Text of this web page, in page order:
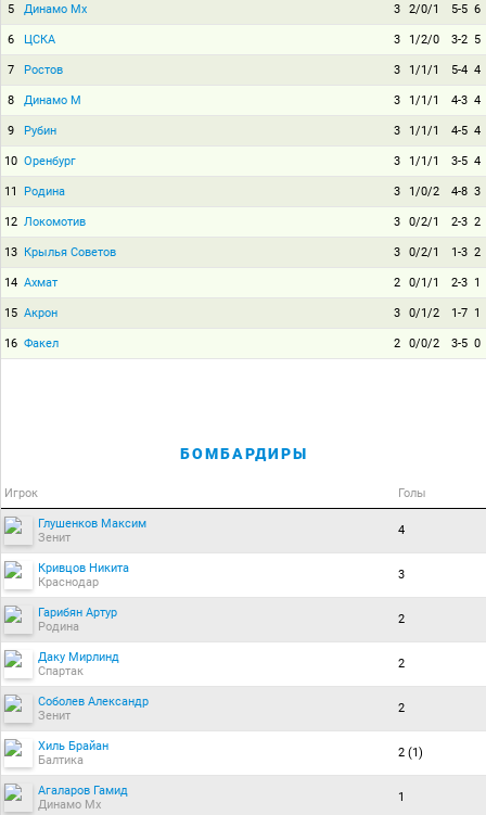
5 Динамо Мх 3 2/0/1 5-5 6
6 ЦСКА 3 1/2/0 3-2 5
7 Ростов 3 1/1/1 5-4 4
8 Динамо М 3 1/1/1 4-3 4
9 Рубин 3 1/1/1 4-5 4
10 Оренбург 3 1/1/1 3-5 4
11 Родина 3 1/0/2 4-8 3
12 Локомотив 3 0/2/1 2-3 2
13 Крылья Советов 3 0/2/1 1-3 2
14 Ахмат 2 0/1/1 2-3 1
15 Акрон 3 0/1/2 1-7 1
16 Факел 2 0/0/2 3-5 0
БОМБАРДИРЫ
Игрок Голы
Глушенков Максим
Зенит
4
Кривцов Никита
Краснодар
3
Гарибян Артур
Родина
2
Даку Мирлинд
Спартак
2
Соболев Александр
Зенит
2
Хиль Брайан
Балтика
2 (1)
Агаларов Гамид
Динамо Мх
1